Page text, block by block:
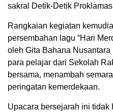
sakral Detik-Detik
Rangkaian kegiatan
persembahan lagu “Hari
oleh Gita Bahana
para pelajar dari Sekolah
bersama, menambah
peringatan kemerdekaan.
Upacara bersejarah ini tidak